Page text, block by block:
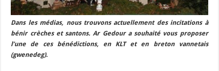
Dans les médias, nous trouvons actuellement des incitations à
bénir crèches et santons. Ar Gedour a souhaité vous proposer
l’une de ces bénédictions, en KLT et en breton vannetais
(gwenedeg).